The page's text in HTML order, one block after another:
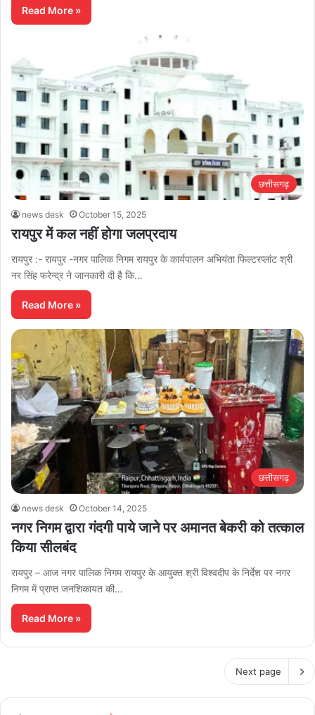
Read More »
छत्तीसगढ़
news desk October 15, 2025
रायपुर में कल नहीं होगा जलप्रदाय
रायपुर :- रायपुर -नगर पालिक निगम रायपुर के कार्यपालन अभियंता फिल्टरप्लांट श्री
नर सिंह फरेन्द्र ने जानकारी दी है कि…
Read More »
छत्तीसगढ़
news desk October 14, 2025
नगर निगम द्वारा गंदगी पाये जाने पर अमानत बेकरी को तत्काल
किया सीलबंद
रायपुर – आज नगर पालिक निगम रायपुर के आयुक्त श्री विश्वदीप के निर्देश पर नगर
निगम में प्राप्त जनशिकायत की…
Read More »
Next page